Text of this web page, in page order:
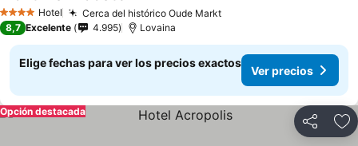
4 EstrellasHotel Cerca del histórico Oude Markt
8,7 Excelente 4.995 Lovaina
Elige fechas para ver los precios exactos
Ver precios
Compartir
Opción destacada